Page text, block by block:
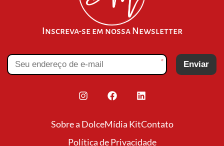
Inscreva-se em nossa Newsletter
* Enviar
Sobre a DolceMídia KitContato
Política de Privacidade